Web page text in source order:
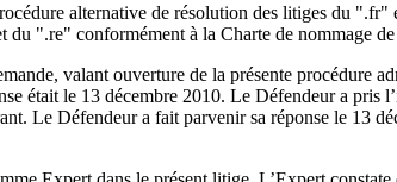
alternative de résolution des litiges du
".re" conformément à la Charte de nommage
valant ouverture de la présente procédure
était le 13 décembre 2010. Le Défendeur a pris
Le Défendeur a fait parvenir sa réponse le 13